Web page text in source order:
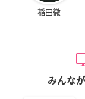
稲田徹
みんな